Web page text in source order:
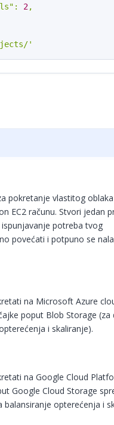
2,
'
pokretanje vlastitog oblaka
EC2 računu. Stvori jedan
potreba tvog
povećati i potpuno se
na Microsoft Azure
poput Blob Storage (za
i skaliranje).
na Google Cloud
Google Cloud Storage
balansiranje opterećenja i